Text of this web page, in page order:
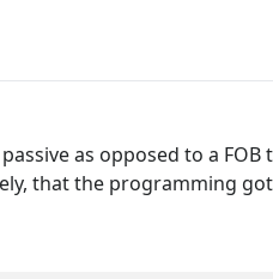
as opposed to a
that the programming